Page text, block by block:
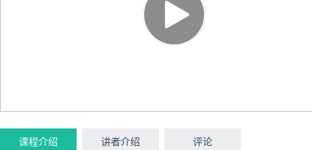
课程介绍 讲者介绍 评论